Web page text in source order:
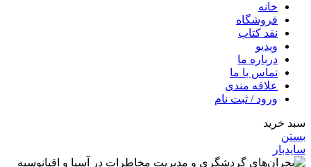
خانه
فروشگاه
نقد کتاب
ویدیو
درباره‌ ما
تماس با ما
علاقه مندی
ورود / ثبت نام
سبد خرید
بستن
سایدبار